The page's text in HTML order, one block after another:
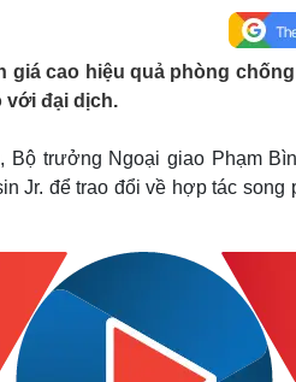
Quân sự - Quốc phòng
Vũ khí
Việt Nam
Thể
Hậu
Nhà đẹp
Blog
Tình yêu - Gia đình
Sân
Âm
Di sản
giá cao hiệu quả phòng
với đại dịch.
Bộ trưởng Ngoại giao Phạm
Jr. để trao đổi về hợp tác